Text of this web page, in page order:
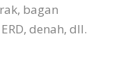
bagan
denah, dll.